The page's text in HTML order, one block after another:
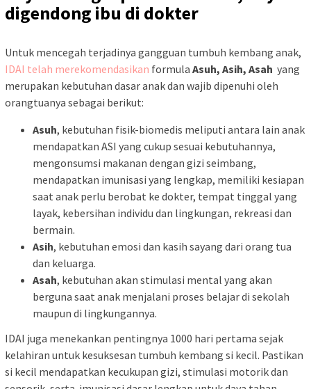
Untuk mencegah terjadinya gangguan tumbuh kembang anak,
IDAI telah merekomendasikan formula Asuh, Asih, Asah yang
merupakan kebutuhan dasar anak dan wajib dipenuhi oleh
orangtuanya sebagai berikut:
Asuh, kebutuhan fisik-biomedis meliputi antara lain anak
mendapatkan ASI yang cukup sesuai kebutuhannya,
mengonsumsi makanan dengan gizi seimbang,
mendapatkan imunisasi yang lengkap, memiliki kesiapan
saat anak perlu berobat ke dokter, tempat tinggal yang
layak, kebersihan individu dan lingkungan, rekreasi dan
bermain.
Asih, kebutuhan emosi dan kasih sayang dari orang tua
dan keluarga.
Asah, kebutuhan akan stimulasi mental yang akan
berguna saat anak menjalani proses belajar di sekolah
maupun di lingkungannya.
IDAI juga menekankan pentingnya 1000 hari pertama sejak
kelahiran untuk kesuksesan tumbuh kembang si kecil. Pastikan
si kecil mendapatkan kecukupan gizi, stimulasi motorik dan